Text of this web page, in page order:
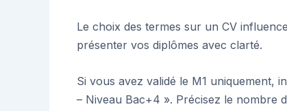
Le choix des termes sur un CV
présenter vos diplômes avec clarté.
Si vous avez validé le M1 uniquement,
– Niveau Bac+4 ». Précisez le nombre